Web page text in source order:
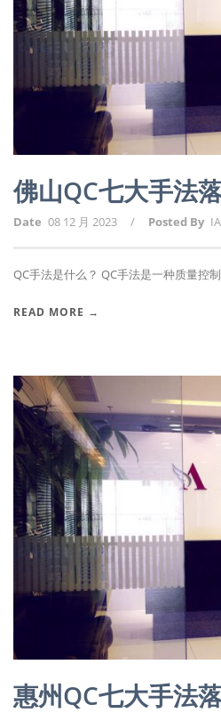
佛山QC七大手法
Date 08 12 月 2023 / Posted By
QC手法是什么？ QC手法是一种质量控
READ MORE →
惠州QC七大手法